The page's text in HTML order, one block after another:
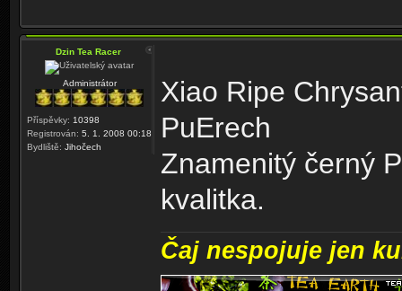
Dzin Tea Racer
Administrátor
Příspěvky: 10398
Registrován: 5. 1. 2008 00:18
Bydliště: Jihočech
Xiao Ripe
PuErech
Znamenitý černý
kvalitka.
Čaj nespojuje jen